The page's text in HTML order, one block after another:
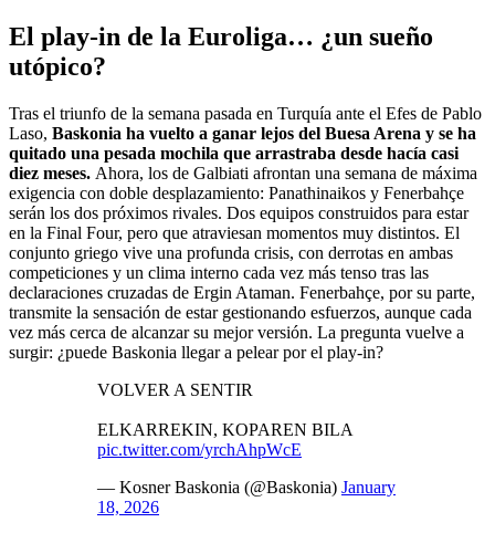
El play-in de la Euroliga… ¿un sueño
utópico?
Tras el triunfo de la semana pasada en Turquía ante el Efes de Pablo
Laso, Baskonia ha vuelto a ganar lejos del Buesa Arena y se ha
quitado una pesada mochila que arrastraba desde hacía casi
diez meses. Ahora, los de Galbiati afrontan una semana de máxima
exigencia con doble desplazamiento: Panathinaikos y Fenerbahçe
serán los dos próximos rivales. Dos equipos construidos para estar
en la Final Four, pero que atraviesan momentos muy distintos. El
conjunto griego vive una profunda crisis, con derrotas en ambas
competiciones y un clima interno cada vez más tenso tras las
declaraciones cruzadas de Ergin Ataman. Fenerbahçe, por su parte,
transmite la sensación de estar gestionando esfuerzos, aunque cada
vez más cerca de alcanzar su mejor versión. La pregunta vuelve a
surgir: ¿puede Baskonia llegar a pelear por el play-in?
VOLVER A SENTIR
ELKARREKIN, KOPAREN BILA
pic.twitter.com/yrchAhpWcE
— Kosner Baskonia (@Baskonia) January
18, 2026